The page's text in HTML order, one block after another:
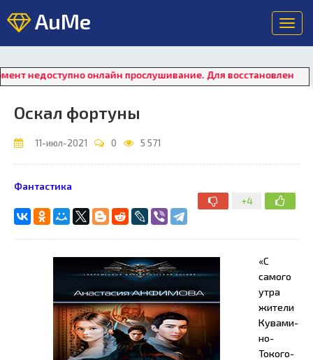
AuMe
онлайн прослушивание. Для восстановления работы
Оскал фортуны
11-июл-2021 0 5 571
+4
Фантастика
«С
самого
утра
жители
Кувами-
но-
Токого-